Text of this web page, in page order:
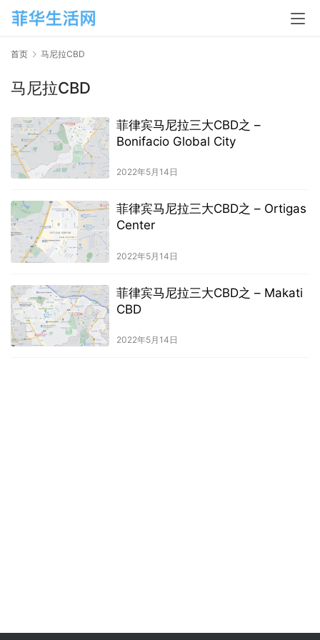
首页 马尼拉CBD
马尼拉CBD
菲律宾马尼拉三大CBD之 –
Bonifacio Global City
2022年5月14日
菲律宾马尼拉三大CBD之 – Ortigas
Center
2022年5月14日
菲律宾马尼拉三大CBD之 – Makati
CBD
2022年5月14日